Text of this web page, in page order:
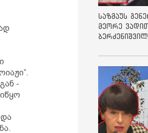
-
საზმაუს
მეორე